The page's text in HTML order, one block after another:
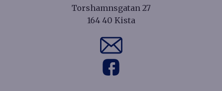
Torshamnsgatan 27
164 40 Kista